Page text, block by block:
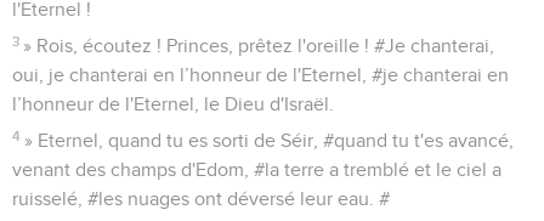
l'Eternel !
3 » Rois, écoutez ! Princes, prêtez l'oreille ! #Je chanterai,
oui, je chanterai en l’honneur de l'Eternel, #je chanterai en
l’honneur de l'Eternel, le Dieu d'Israël.
4 » Eternel, quand tu es sorti de Séir, #quand tu t'es avancé,
venant des champs d'Edom, #la terre a tremblé et le ciel a
ruisselé, #les nuages ont déversé leur eau. #